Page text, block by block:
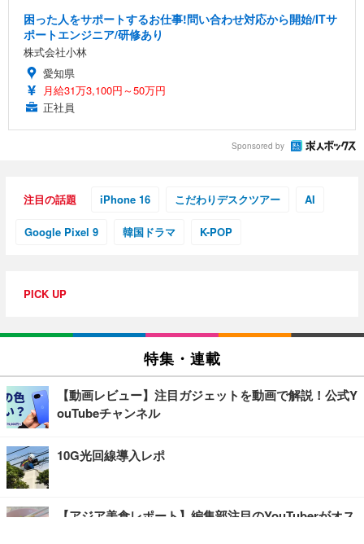
困った人をサポートするお仕事!問い合わせ対応から開始/ITサ
ポートエンジニア/研修あり
株式会社小林
愛知県
月給31万3,100円～50万円
正社員
Sponsored by
注目の話題 iPhone 16 こだわりデスクツアー AI
Google Pixel 9 韓国ドラマ K-POP
PICK UP
特集・連載
【動画レビュー】注目ガジェットを動画で解説！公式Y
ouTubeチャンネル
10G光回線導入レポ
【アジア美食レポート】編集部注目のYouTuberがオス